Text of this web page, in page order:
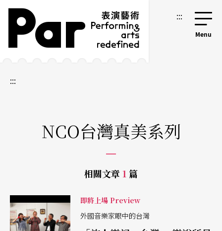
跳到主要內容區塊
網站導覽 :::
:::
NCO台灣真美系列
相關文章 1 篇
即將上場 Preview
外國音樂家眼中的台灣